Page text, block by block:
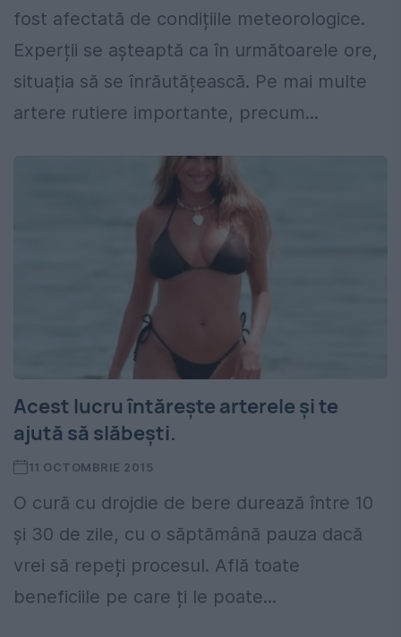
fost afectată de condițiile meteorologice.
Experții se așteaptă ca în următoarele ore,
situația să se înrăutățească. Pe mai multe
artere rutiere importante, precum...
Acest lucru întărește arterele și te
ajută să slăbești.
11 OCTOMBRIE 2015
O cură cu drojdie de bere durează între 10
și 30 de zile, cu o săptămână pauza dacă
vrei să repeți procesul. Află toate
beneficiile pe care ți le poate...